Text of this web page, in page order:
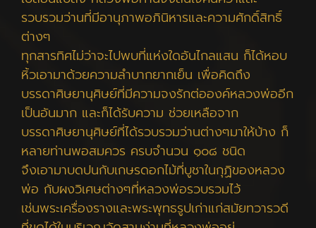
รวบรวมว่านที่มีอานุภาพอภินิหารและความศักดิ์สิทธิ์
ต่างๆ
ทุกสารทิศไม่ว่าจะไปพบที่แห่งใดอันไกลแสน ก็ได้หอบ
หิ้วเอามาด้วยความลำบากยากเย็น เพื่อคิดถึง
บรรดาศิษยานุศิษย์ที่มีความจงรักต่อองค์หลวงพ่ออีก
เป็นอันมาก และก็ได้รับความ ช่วยเหลือจาก
บรรดาศิษยานุศิษย์ที่ได้รวบรวมว่านต่างๆมาให้บ้าง ก็
หลายท่านพอสมควร ครบจำนวน ๑๐๘ ชนิด
จึงเอามาบดปนกับเกษรดอกไม้ที่บูชาในกุฏิของหลวง
พ่อ กับผงวิเศษต่างๆที่หลวงพ่อรวบรวมไว้
เช่นพระเครื่องรางและพระพุทธรูปเก่าแก่สมัยทวารวดี